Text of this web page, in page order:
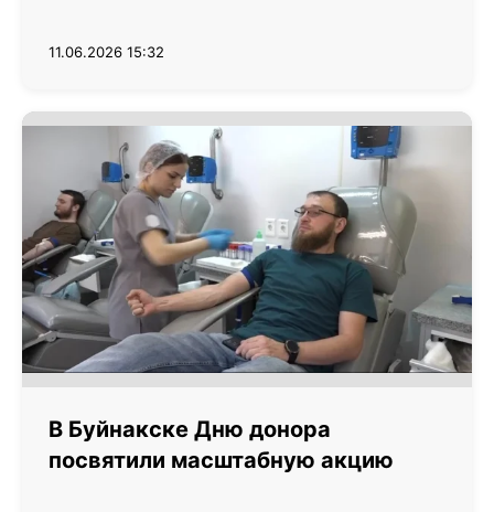
11.06.2026 15:32
В Буйнакске Дню донора
посвятили масштабную акцию